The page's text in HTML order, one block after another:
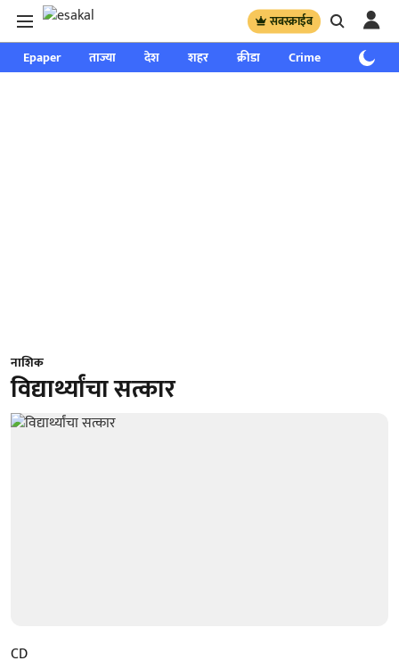
सबस्क्राईब
Epaper ताज्या देश शहर क्रीडा Crime साप्ताहिक
नाशिक
विद्यार्थ्यांचा सत्कार
CD